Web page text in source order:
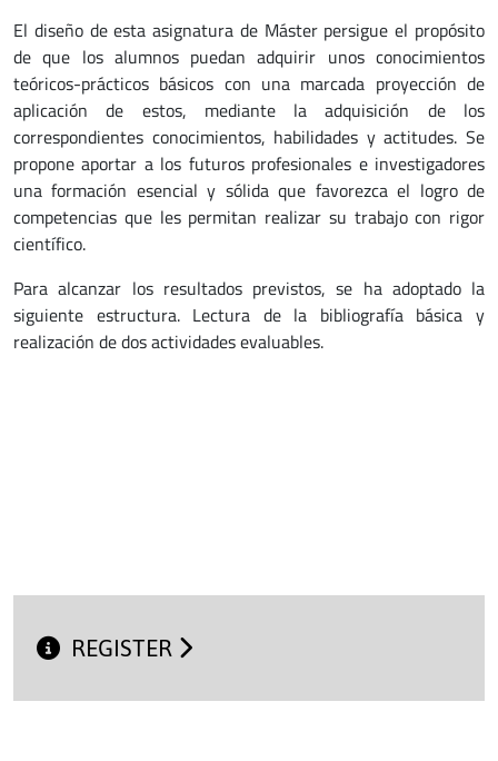
El diseño de esta asignatura de Máster persigue el propósito
de que los alumnos puedan adquirir unos conocimientos
teóricos-prácticos básicos con una marcada proyección de
aplicación de estos, mediante la adquisición de los
correspondientes conocimientos, habilidades y actitudes. Se
propone aportar a los futuros profesionales e investigadores
una formación esencial y sólida que favorezca el logro de
competencias que les permitan realizar su trabajo con rigor
científico.
Para alcanzar los resultados previstos, se ha adoptado la
siguiente estructura. Lectura de la bibliografía básica y
realización de dos actividades evaluables.
REGISTER